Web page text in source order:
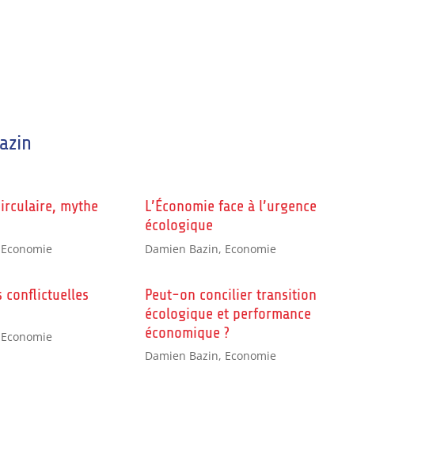
mythe
Economie
L’Économie face à l’urgence
écologique
Damien Bazin, Economie
conflictuelles
Economie
Peut-on concilier transition
écologique et performance
économique ?
Damien Bazin, Economie